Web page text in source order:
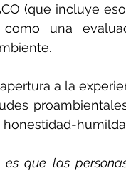
(que incluye
una
a la
proambientales
que las